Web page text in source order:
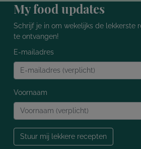
My food updates
Schrijf je in om wekelijks de lekkerste
te ontvangen!
E-mailadres
Voornaam
Stuur mij lekkere recepten